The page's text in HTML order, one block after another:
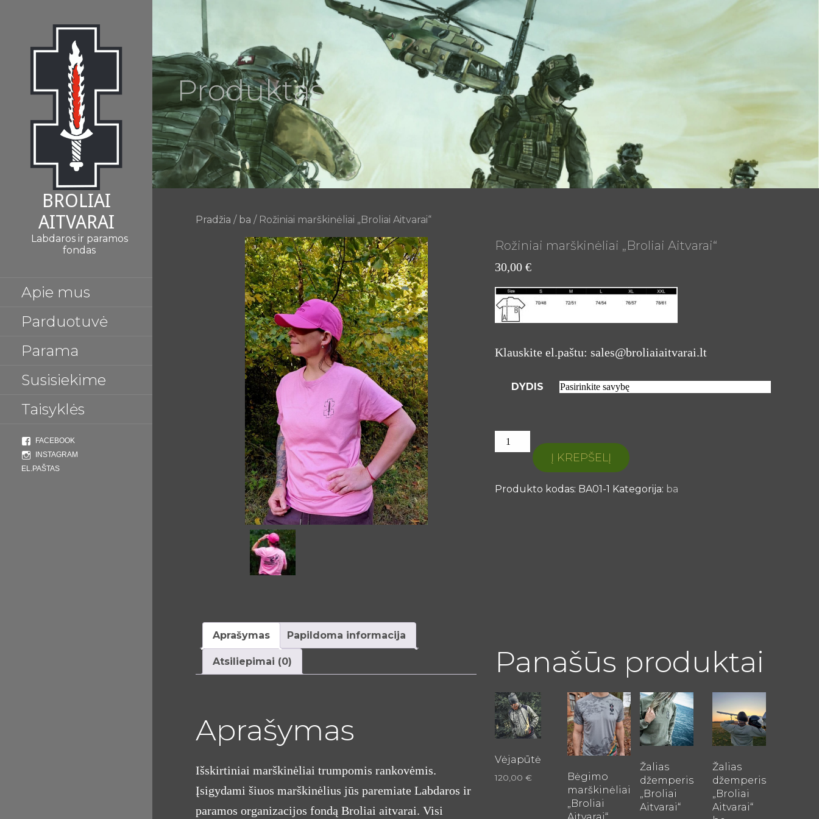
BROLIAI
AITVARAI
Labdaros ir paramos
fondas
Apie mus
Parduotuvė
Parama
Susisiekime
Taisyklės
FACEBOOK
INSTAGRAM
EL.PAŠTAS
Produktas
Pradžia / ba / Rožiniai marškinėliai „Broliai Aitvarai“
Rožiniai marškinėliai „Broliai Aitvarai“
30,00 €
Klauskite el.paštu: sales@broliaiaitvarai.lt
DYDIS
PRODUKTO
KIEKIS:
ROŽINIAI
„BROLIAI
Į KREPŠELĮ
Produkto kodas: BA01-1 Kategorija: ba
Aprašymas Papildoma informacija
Atsiliepimai (0)
Aprašymas
Išskirtiniai marškinėliai trumpomis rankovėmis.
Įsigydami šiuos marškinėlius jūs paremiate Labdaros ir
paramos organizacijos fondą Broliai aitvarai. Visi
Panašūs produktai
Vėjapūtė
120,00 €
This
product
has
variants.
The
Bėgimo
marškinėliai
„Broliai
This
product
has
multiple
The
options
may
Žalias
džemperis
„Broliai
Aitvarai“
This
product
has
multiple
variants.
The
options
may
Žalias
džemperis
„Broliai
Aitvarai“
This
product
has
multiple
variants.
The
options
may